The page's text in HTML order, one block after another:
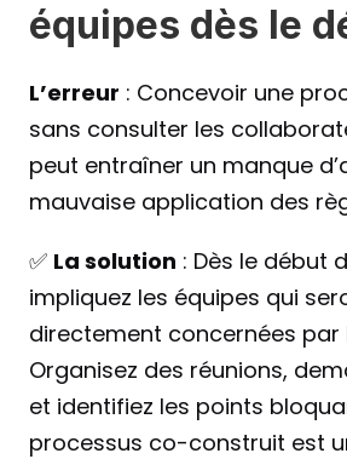
équipes dès le
L’erreur : Concevoir une
sans consulter les
peut entraîner un manque
mauvaise application des
✅ La solution : Dès le début
impliquez les équipes qui
directement concernées par
Organisez des réunions,
et identifiez les points
processus co-construit est